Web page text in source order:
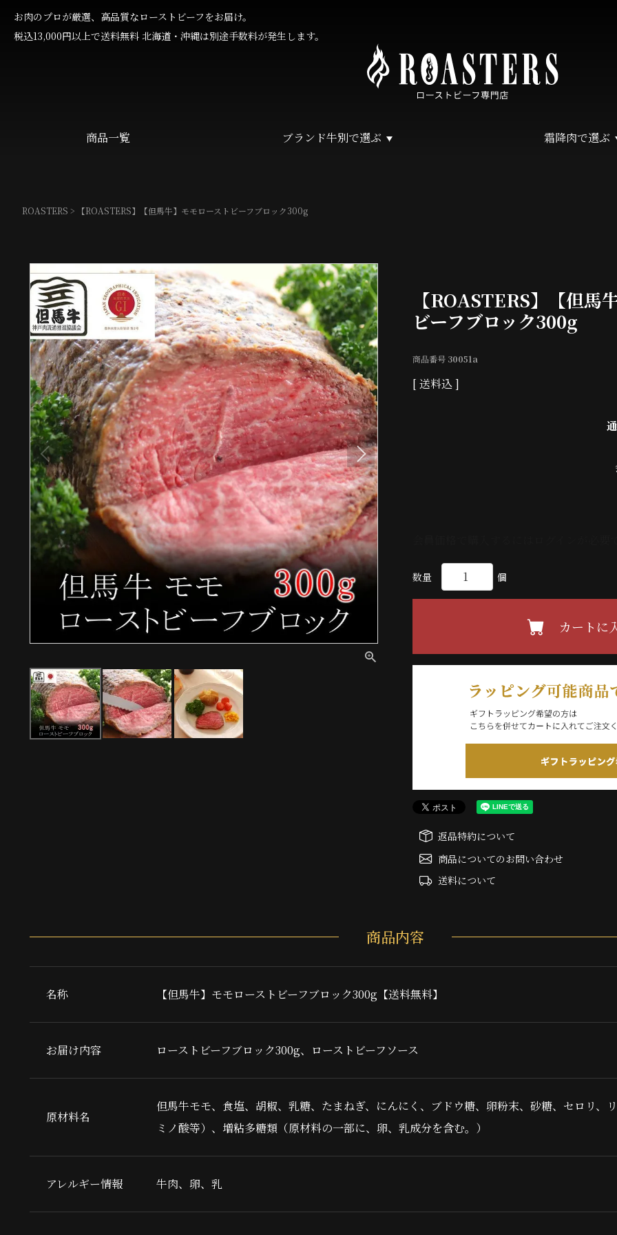
お肉のプロが厳選、高品質なローストビーフをお届け。
税込13,000円以上で送料無料 北海道・沖縄は別途手数料が発生します。
商品一覧 ブランド牛別で選ぶ 霜降肉で選ぶ
ROASTERS 【ROASTERS】【但馬牛】モモローストビーフブロック300g
【ROASTERS】【但馬
ビーフブロック300g
商品番号 30051a
送料込
カートに
返品特約について
商品についてのお問い合わせ
送料について
商品内容
名称 【但馬牛】モモローストビーフブロック300g【送料無料】
お届け内容 ローストビーフブロック300g、ローストビーフソース
原材料名
但馬牛モモ、食塩、胡椒、乳糖、たまねぎ、にんにく、ブドウ糖、卵粉末、砂糖、セロリ、
ミノ酸等）、増粘多糖類（原材料の一部に、卵、乳成分を含む。）
アレルギー情報 牛肉、卵、乳